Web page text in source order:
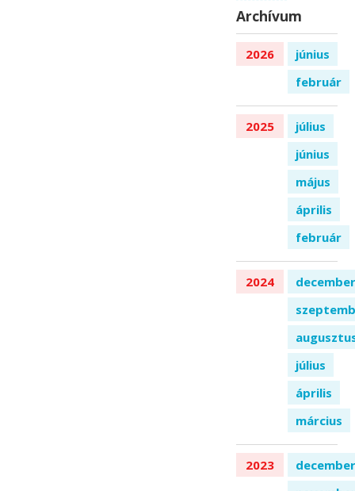
Archívum
2026
június
február
2025
július
június
május
április
február
2024
december
július
április
március
2023
december